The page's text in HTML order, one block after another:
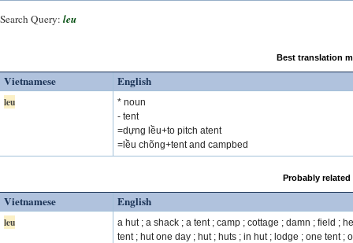
Search Query: leu
Best translation
Vietnamese English
leu
* noun
- tent
=dựng lều+to pitch atent
=lều chõng+tent and campbed
Probably
Vietnamese English
leu
a hut ; a shack ; a tent ; camp ; cottage ; damn ; field ;
tent ; hut one day ; hut ; huts ; in hut ; lodge ; one tent ;